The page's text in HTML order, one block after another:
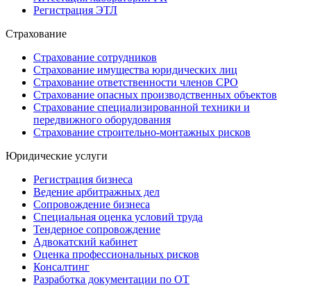
Регистрация ЭТЛ
Страхование
Страхование сотрудников
Страхование имущества юридических лиц
Страхование ответственности членов СРО
Страхование опасных производственных объектов
Страхование специализированной техники и
передвижного оборудования
Страхование строительно-монтажных рисков
Юридические услуги
Регистрация бизнеса
Ведение арбитражных дел
Сопровождение бизнеса
Специальная оценка условий труда
Тендерное сопровождение
Адвокатский кабинет
Оценка профессиональных рисков
Консалтинг
Разработка документации по ОТ